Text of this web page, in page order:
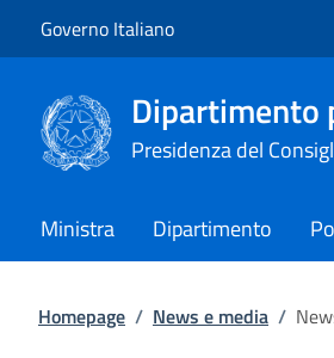
Governo Italiano
Dipartimento
Presidenza del
Ministra Dipartimento
Homepage / News e media /